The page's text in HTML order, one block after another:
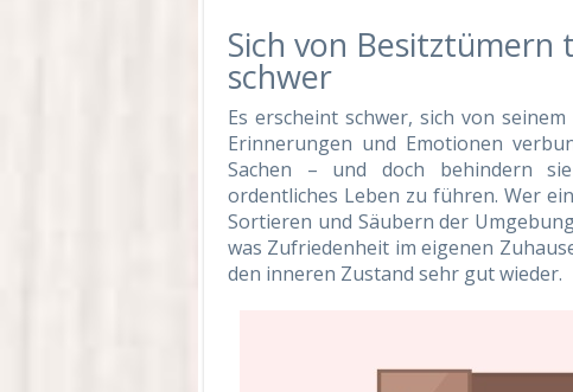
Sich von
schwer
Es erscheint schwer, sich von
Erinnerungen und Emotionen
Sachen – und doch behindern
ordentliches Leben zu führen. Wer
Sortieren und Säubern der
was Zufriedenheit im eigenen
den inneren Zustand sehr gut wieder.